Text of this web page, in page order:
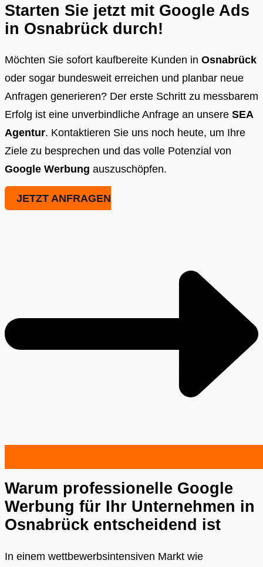
Starten Sie jetzt mit Google Ads
in Osnabrück durch!
Möchten Sie sofort kaufbereite Kunden in Osnabrück
oder sogar bundesweit erreichen und planbar neue
Anfragen generieren? Der erste Schritt zu messbarem
Erfolg ist eine unverbindliche Anfrage an unsere SEA
Agentur. Kontaktieren Sie uns noch heute, um Ihre
Ziele zu besprechen und das volle Potenzial von
Google Werbung auszuschöpfen.
JETZT ANFRAGEN
Warum professionelle Google
Werbung für Ihr Unternehmen in
Osnabrück entscheidend ist
In einem wettbewerbsintensiven Markt wie